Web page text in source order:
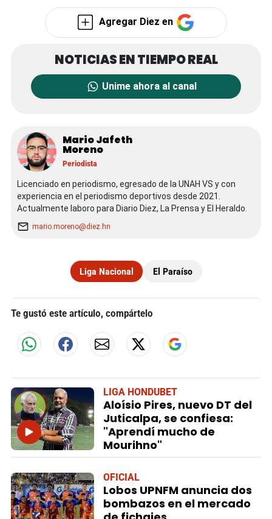
Agregar Diez en
Unime ahora al canal
Mario Jafeth
Moreno
Periodista
Licenciado en periodismo, egresado de la UNAH VS y con
experiencia en el periodismo deportivos desde 2021.
Actualmente laboro para Diario Diez, La Prensa y El Heraldo.
mario.moreno@diez.hn
Liga Nacional El Paraíso
Te gustó este artículo, compártelo
LIGA HONDUBET
Aloísio Pires, nuevo DT del
Juticalpa, se confiesa:
"Aprendí mucho de
Mourihno"
OFICIAL
Lobos UPNFM anuncia dos
bombazos en el mercado